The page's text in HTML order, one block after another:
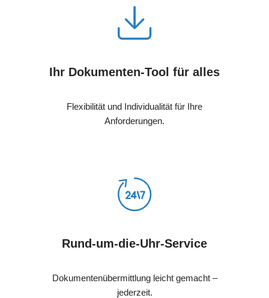
Ihr Dokumenten-Tool für alles
Flexibilität und Individualität für Ihre
Anforderungen.
Rund-um-die-Uhr-Service
Dokumentenübermittlung leicht gemacht –
jederzeit.